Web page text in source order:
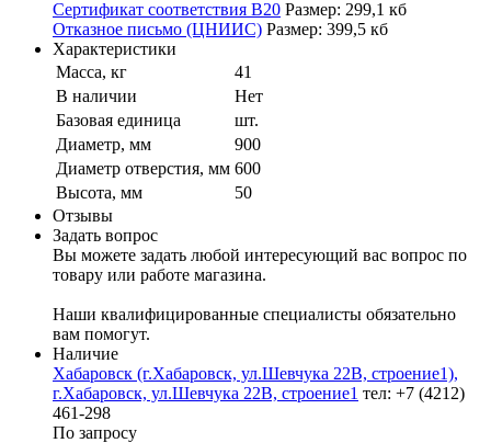
Сертификат соответствия B20 Размер: 299,1 кб
Отказное письмо (ЦНИИС) Размер: 399,5 кб
Характеристики
Масса, кг
41
В наличии
Нет
Базовая единица
шт.
Диаметр, мм
900
Диаметр отверстия, мм 600
Высота, мм
50
Отзывы
Задать вопрос
Вы можете задать любой интересующий вас вопрос по
товару или работе магазина.
Наши квалифицированные специалисты обязательно
вам помогут.
Наличие
Хабаровск (г.Хабаровск, ул.Шевчука 22В, строение1),
г.Хабаровск, ул.Шевчука 22В, строение1 тел: +7 (4212)
461-298
По запросу